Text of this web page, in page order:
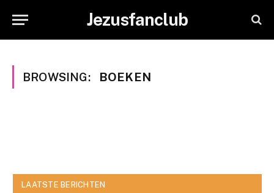
Jezusfanclub
BROWSING: BOEKEN
LAATSTE BERICHTEN